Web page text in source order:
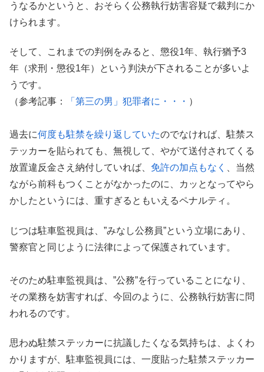
うなるかというと、おそらく公務執行妨害容疑で裁判にか
けられます。
そして、これまでの判例をみると、懲役1年、執行猶予3
年（求刑・懲役1年）という判決が下されることが多いよ
うです。
（参考記事：
「第三の男」犯罪者に・・・ ）
過去に何度も駐禁を繰り返していたのでなければ、駐禁ス
テッカーを貼られても、無視して、やがて送付されてくる
放置違反金さえ納付していれば、 免許の加点もなく 、当然
ながら前科もつくことがなかったのに、カッとなってやら
かしたというには、重すぎるともいえるペナルティ。
じつは駐車監視員は、”みなし公務員”という立場にあり、
警察官と同じように法律によって保護されています。
そのため駐車監視員は、”公務”を行っていることになり、
その業務を妨害すれば、今回のように、公務執行妨害に問
われるのです。
思わぬ駐禁ステッカーに抗議したくなる気持ちは、よくわ
かりますが、駐車監視員には、一度貼った駐禁ステッカー